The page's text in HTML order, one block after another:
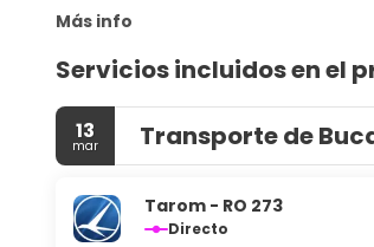
Más info
Servicios incluidos en el
13
mar Transporte de
Tarom - RO 273
Directo